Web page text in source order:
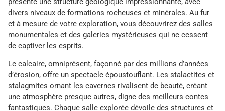
divers niveaux de formations rocheuses et minérales. Au fur
et à mesure de votre exploration, vous découvrirez des salles
monumentales et des galeries mystérieuses qui ne cessent
de captiver les esprits.
Le calcaire, omniprésent, façonné par des millions d’années
d’érosion, offre un spectacle époustouflant. Les stalactites et
stalagmites ornant les cavernes rivalisent de beauté, créant
une atmosphère presque autres, digne des meilleurs contes
fantastiques. Chaque salle explorée dévoile des structures et